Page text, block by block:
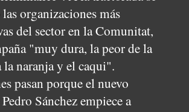
organizaciones más
del sector en la Comunitat,
"muy dura, la peor de la
naranja y el caqui".
pasan porque el nuevo
Sánchez empiece a